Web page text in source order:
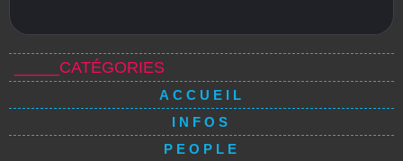
_____CATÉGORIES
ACCUEIL
INFOS
PEOPLE